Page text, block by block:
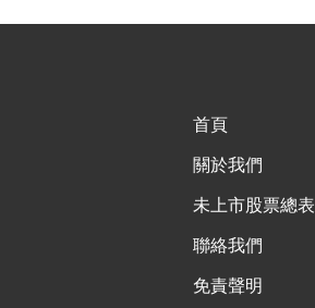
首頁
關於我們
未上市股票總表
聯絡我們
免責聲明